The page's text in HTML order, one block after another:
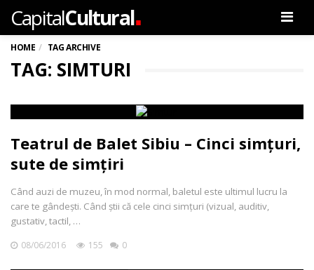
CapitalCultural
HOME TAG ARCHIVE
TAG: SIMTURI
Teatrul de Balet Sibiu – Cinci simţuri,
sute de simţiri
Când auzi de muzeu, în mod normal, baletul este ultimul lucru la
care te gândeşti. Când ştii că cele cinci simţuri (vizual, auditiv,
gustativ, tactil, …
08/06/2016 155 0